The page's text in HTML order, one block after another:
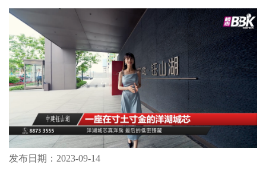
发布日期：2023-09-14